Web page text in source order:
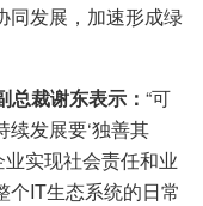
同发展，加速形成绿
裁谢东表示： “可
发展要‘独善其
业实现社会责任和业
个IT生态系统的日常